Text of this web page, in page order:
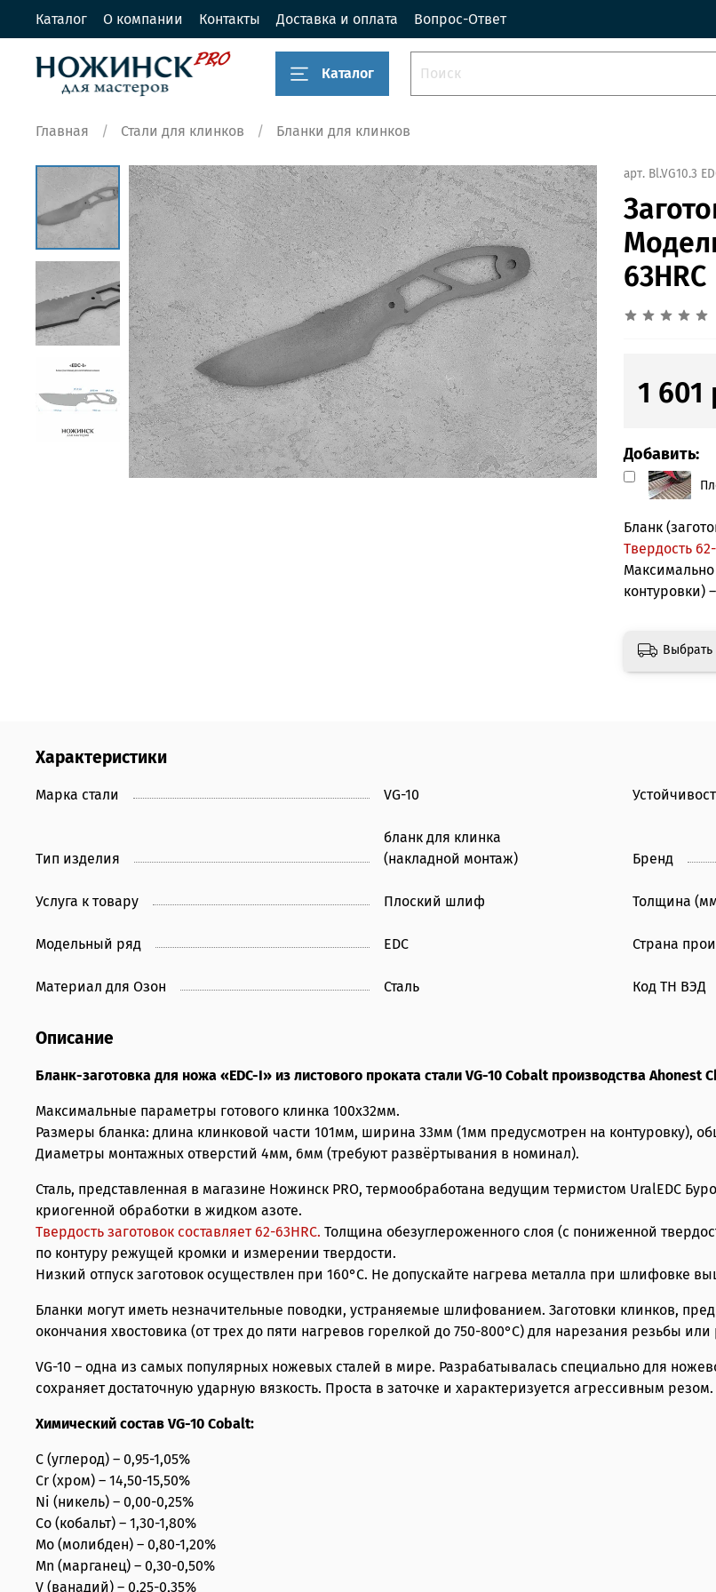
Каталог О компании Контакты Доставка и оплата Вопрос-Ответ
Каталог
Главная Стали для клинков Бланки для клинков
арт. Bl.VG10.3
63HRC
1 601
Добавить:
Бланк
Твердость
контуровки)
Выбрать
Характеристики
Марка стали VG-10
Тип изделия
бланк для клинка
(накладной монтаж)
Бренд
Услуга к товару Плоский шлиф Толщина
Модельный ряд EDC Страна
Материал для Озон Сталь Код ТН ВЭД
Описание
Бланк-заготовка для ножа «EDC-I» из листового проката стали VG-10 Cobalt производства
Максимальные параметры готового клинка 100х32мм.
Размеры бланка: длина клинковой части 101мм, ширина 33мм (1мм предусмотрен на контуровку),
Диаметры монтажных отверстий 4мм, 6мм (требуют развёртывания в номинал).
Сталь, представленная в магазине Ножинск PRO, термообработана ведущим термистом UralEDC
криогенной обработки в жидком азоте.
Твердость заготовок составляет 62-63HRС. Толщина обезуглероженного слоя (с пониженной
по контуру режущей кромки и измерении твердости.
Низкий отпуск заготовок осуществлен при 160°С. Не допускайте нагрева металла при шлифовке
Бланки могут иметь незначительные поводки, устраняемые шлифованием. Заготовки клинков,
окончания хвостовика (от трех до пяти нагревов горелкой до 750-800°С) для нарезания резьбы
VG-10 – одна из самых популярных ножевых сталей в мире. Разрабатывалась специально для
сохраняет достаточную ударную вязкость. Проста в заточке и характеризуется агрессивным резом.
Химический состав VG-10 Cobalt:
C (углерод) – 0,95-1,05%
Cr (хром) – 14,50-15,50%
Ni (никель) – 0,00-0,25%
Co (кобальт) – 1,30-1,80%
Mo (молибден) – 0,80-1,20%
Mn (марганец) – 0,30-0,50%
V (ванадий) – 0,25-0,35%